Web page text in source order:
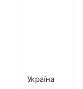
Україна